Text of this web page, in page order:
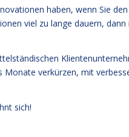
haben, wenn Sie
viel zu lange dauern,
verkürzen, mit
sich!